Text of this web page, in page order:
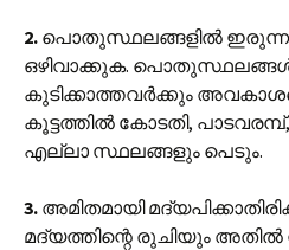
2. പൊതുസ്ഥലങ്ങളിൽ
ഒഴിവാക്കുക. പൊതുസ്ഥലങ്ങൾ
കുടിക്കാത്തവർക്കും
കൂട്ടത്തിൽ കോടതി,
എല്ലാ സ്ഥലങ്ങളും പെടും.
3. അമിതമായി
മദ്യത്തിന്റെ രുചിയും അതിൽ